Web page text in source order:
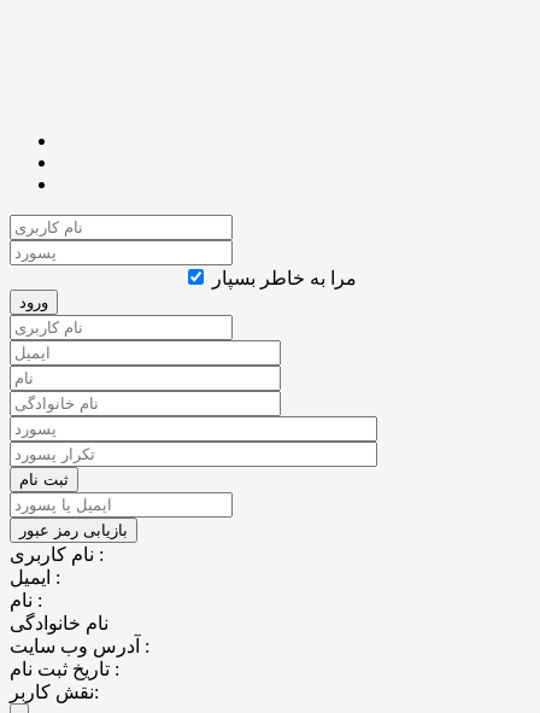
مرا به خاطر بسپار
نام کاربری :
ایمیل :
نام :
نام خانوادگی
آدرس وب سایت :
تاریخ ثبت نام :
نقش کاربر: